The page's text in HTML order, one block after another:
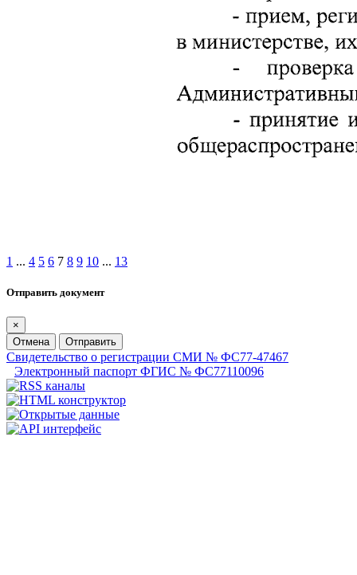
1 ... 4 5 6 7 8 9 10 ... 13
Отправить документ
×
Отмена
Отправить
Свидетельство о регистрации СМИ № ФС77-47467
Электронный паспорт ФГИС № ФС77110096